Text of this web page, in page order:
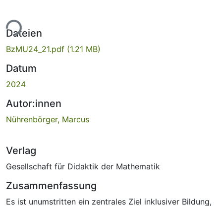
Dateien
BzMU24_21.pdf (1.21 MB)
Datum
2024
Autor:innen
Nührenbörger, Marcus
Verlag
Gesellschaft für Didaktik der Mathematik
Zusammenfassung
Es ist unumstritten ein zentrales Ziel inklusiver Bildung,